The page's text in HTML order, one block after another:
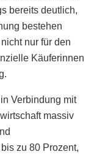
bereits deutlich,
bestehen
nur für den
Käuferinnen
Verbindung mit
massiv
zu 80 Prozent,